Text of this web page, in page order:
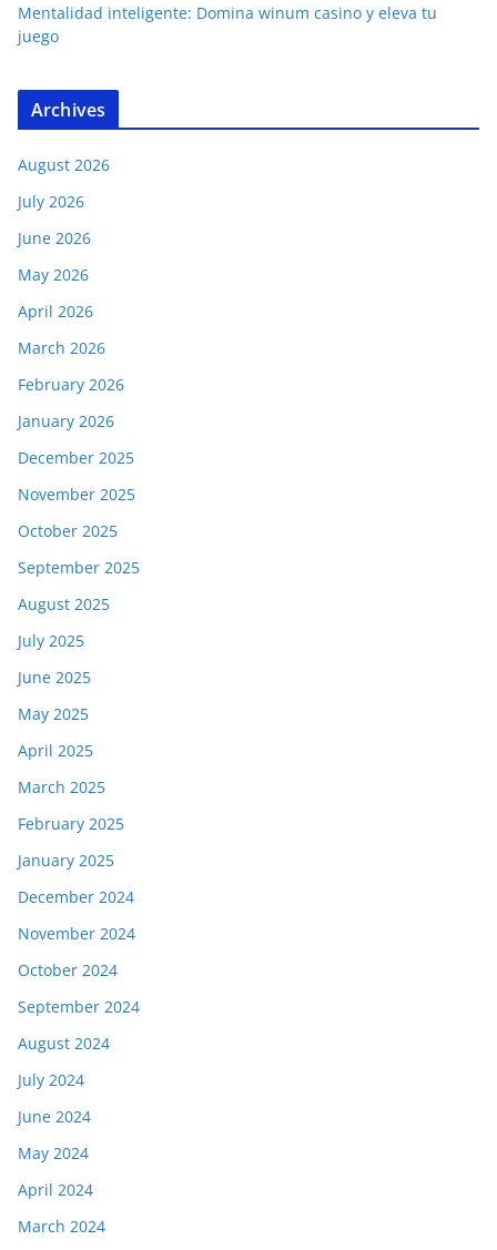
Mentalidad inteligente: Domina winum casino y eleva tu
juego
Archives
August 2026
July 2026
June 2026
May 2026
April 2026
March 2026
February 2026
January 2026
December 2025
November 2025
October 2025
September 2025
August 2025
July 2025
June 2025
May 2025
April 2025
March 2025
February 2025
January 2025
December 2024
November 2024
October 2024
September 2024
August 2024
July 2024
June 2024
May 2024
April 2024
March 2024